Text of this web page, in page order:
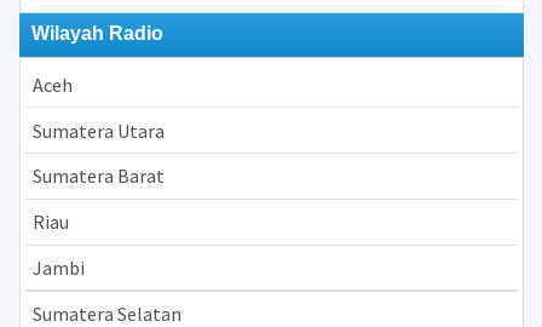
Wilayah Radio
Aceh
Sumatera Utara
Sumatera Barat
Riau
Jambi
Sumatera Selatan